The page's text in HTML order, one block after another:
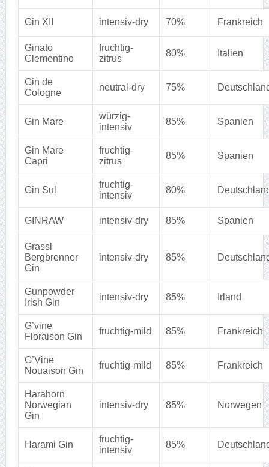
Gin XII intensiv-dry 70% Frankreich
Ginato
Clementino
fruchtig-
zitrus
80% Italien
Gin de
Cologne
neutral-dry 75%
Gin Mare
würzig-
intensiv
85% Spanien
Gin Mare
Capri
fruchtig-
zitrus
85% Spanien
Gin Sul
fruchtig-
intensiv
80%
GINRAW intensiv-dry 85% Spanien
Grassl
Bergbrenner
Gin
intensiv-dry 85%
Gunpowder
Irish Gin
intensiv-dry 85% Irland
G’vine
Floraison Gin
fruchtig-mild 85% Frankreich
G’Vine
Nouaison Gin
fruchtig-mild 85% Frankreich
Harahorn
Norwegian
Gin
intensiv-dry 85% Norwegen
Harami Gin
fruchtig-
intensiv
85%